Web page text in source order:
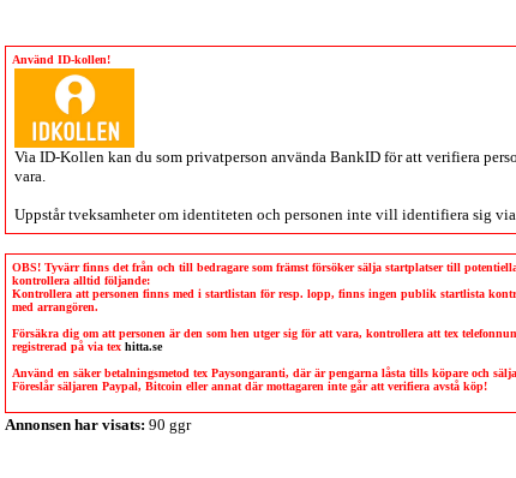
Använd ID-kollen!
Via ID-Kollen kan du som privatperson använda BankID för att verifiera
vara.
Uppstår tveksamheter om identiteten och personen inte vill identifiera sig via
OBS! Tyvärr finns det från och till bedragare som främst försöker sälja startplatser till
kontrollera alltid följande:
Kontrollera att personen finns med i startlistan för resp. lopp, finns ingen publik startlista
med arrangören.
Försäkra dig om att personen är den som hen utger sig för att vara, kontrollera att tex
registrerad på via tex hitta.se
Använd en säker betalningsmetod tex Paysongaranti, där är pengarna låsta tills köpare och
Föreslår säljaren Paypal, Bitcoin eller annat där mottagaren inte går att verifiera avstå köp!
Annonsen har visats: 90 ggr